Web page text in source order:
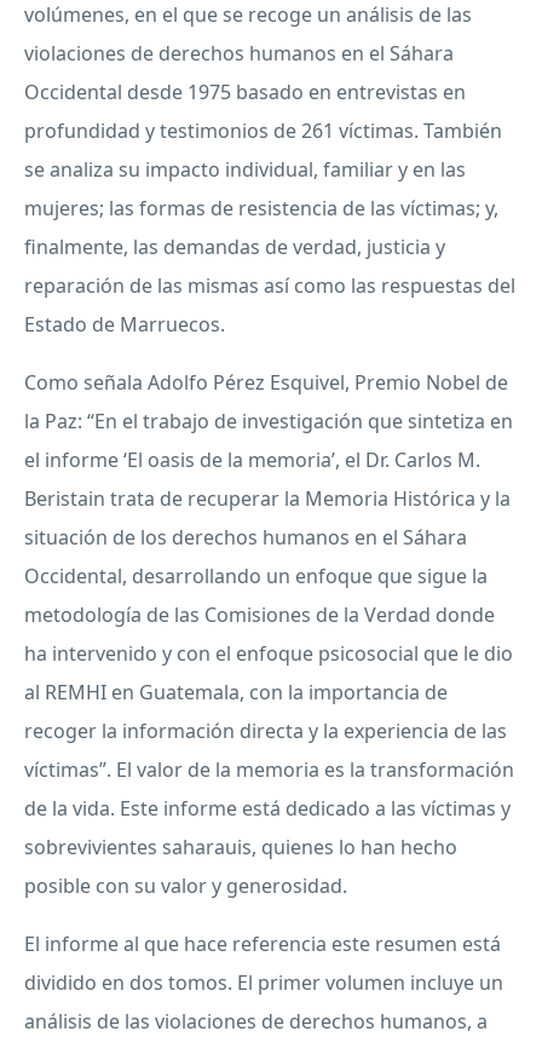
volúmenes, en el que se recoge un análisis de las
violaciones de derechos humanos en el Sáhara
Occidental desde 1975 basado en entrevistas en
profundidad y testimonios de 261 víctimas. También
se analiza su impacto individual, familiar y en las
mujeres; las formas de resistencia de las víctimas; y,
finalmente, las demandas de verdad, justicia y
reparación de las mismas así como las respuestas del
Estado de Marruecos.
Como señala Adolfo Pérez Esquivel, Premio Nobel de
la Paz: “En el trabajo de investigación que sintetiza en
el informe ‘El oasis de la memoria’, el Dr. Carlos M.
Beristain trata de recuperar la Memoria Histórica y la
situación de los derechos humanos en el Sáhara
Occidental, desarrollando un enfoque que sigue la
metodología de las Comisiones de la Verdad donde
ha intervenido y con el enfoque psicosocial que le dio
al REMHI en Guatemala, con la importancia de
recoger la información directa y la experiencia de las
víctimas”. El valor de la memoria es la transformación
de la vida. Este informe está dedicado a las víctimas y
sobrevivientes saharauis, quienes lo han hecho
posible con su valor y generosidad.
El informe al que hace referencia este resumen está
dividido en dos tomos. El primer volumen incluye un
análisis de las violaciones de derechos humanos, a